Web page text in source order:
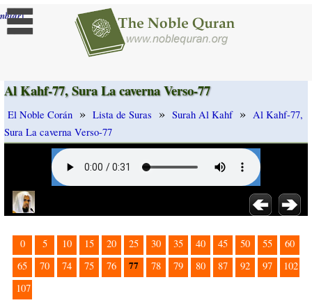
]
Al Kahf-77, Sura La caverna Verso-77
El Noble Corán » Lista de Suras » Surah Al Kahf » Al Kahf-77,
Sura La caverna Verso-77
0 5 10 15 20 25 30 35 40 45 50 55
60
65
70 74 75 76 77 78 79 80 87 92 97
102
107